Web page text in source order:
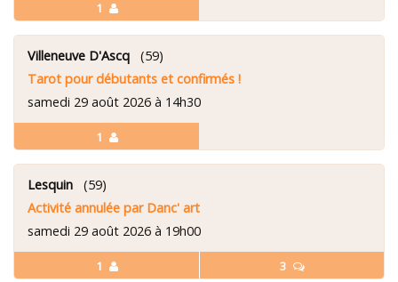
1
1
Villeneuve D'Ascq (59)
Tarot pour débutants et confirmés !
samedi 29 août 2026 à 14h30
1 3
Lesquin (59)
Activité annulée par Danc' art
samedi 29 août 2026 à 19h00